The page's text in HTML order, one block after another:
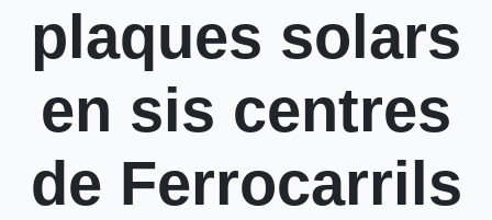
plaques solars
en sis centres
de Ferrocarrils